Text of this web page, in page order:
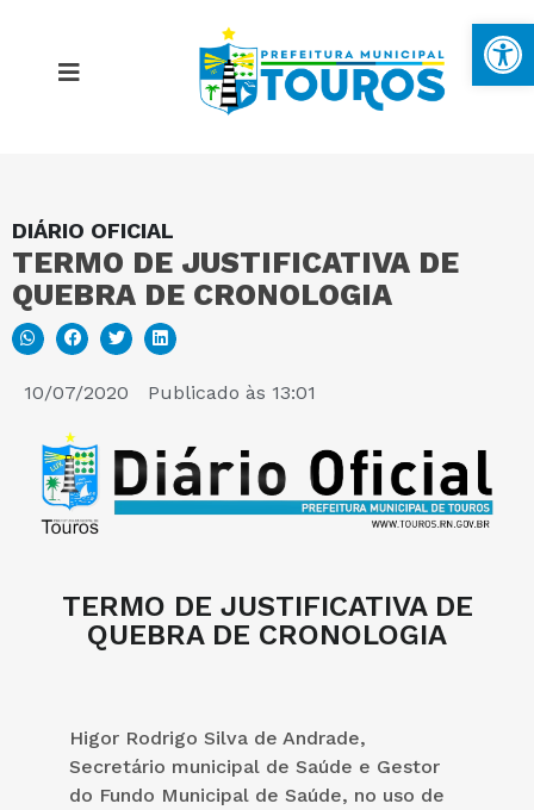
DIÁRIO OFICIAL
TERMO DE JUSTIFICATIVA DE
QUEBRA DE CRONOLOGIA
10/07/2020 Publicado às 13:01
TERMO DE JUSTIFICATIVA DE
QUEBRA DE CRONOLOGIA
Higor Rodrigo Silva de Andrade,
Secretário municipal de Saúde e Gestor
do Fundo Municipal de Saúde, no uso de
MAPA DO SITE
PORTAL DA TRANSPARÊNCIA
E-SIC
PERGUNTAS FREQUENTES